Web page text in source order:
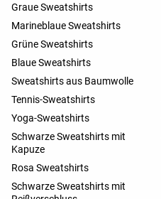
Graue Sweatshirts
Marineblaue Sweatshirts
Grüne Sweatshirts
Blaue Sweatshirts
Sweatshirts aus Baumwolle
Tennis-Sweatshirts
Yoga-Sweatshirts
Schwarze Sweatshirts mit
Kapuze
Rosa Sweatshirts
Schwarze Sweatshirts mit